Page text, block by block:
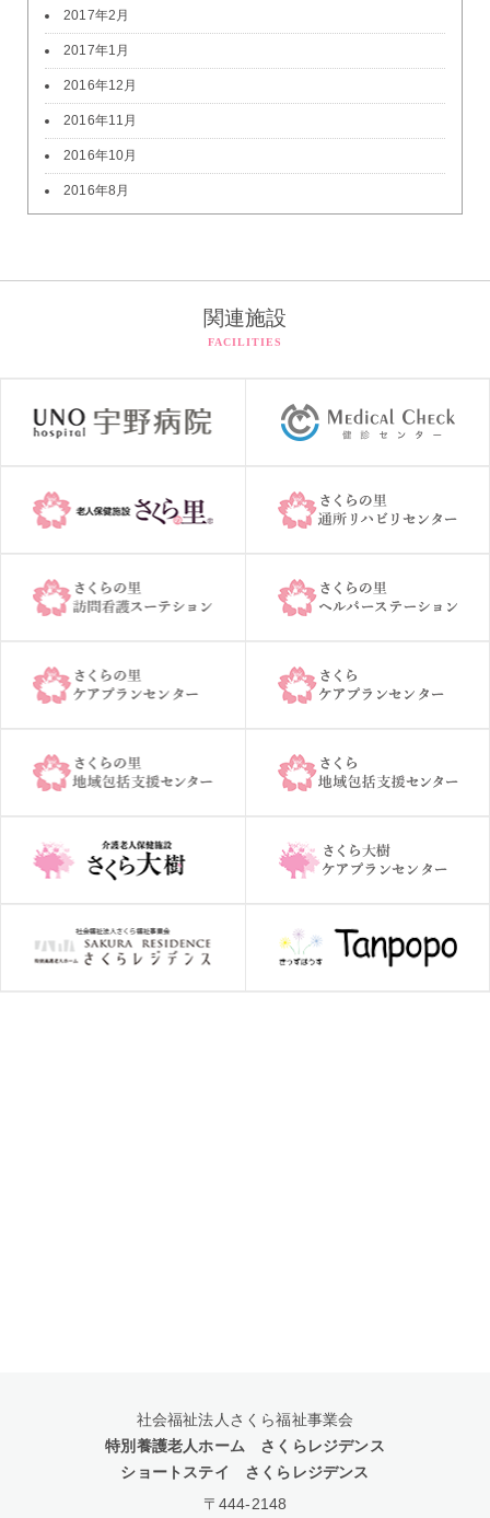
2017年2月
2017年1月
2016年12月
2016年11月
2016年10月
2016年8月
関連施設
FACILITIES
社会福祉法人さくら福祉事業会
特別養護老人ホーム さくらレジデンス
ショートステイ さくらレジデンス
〒444-2148